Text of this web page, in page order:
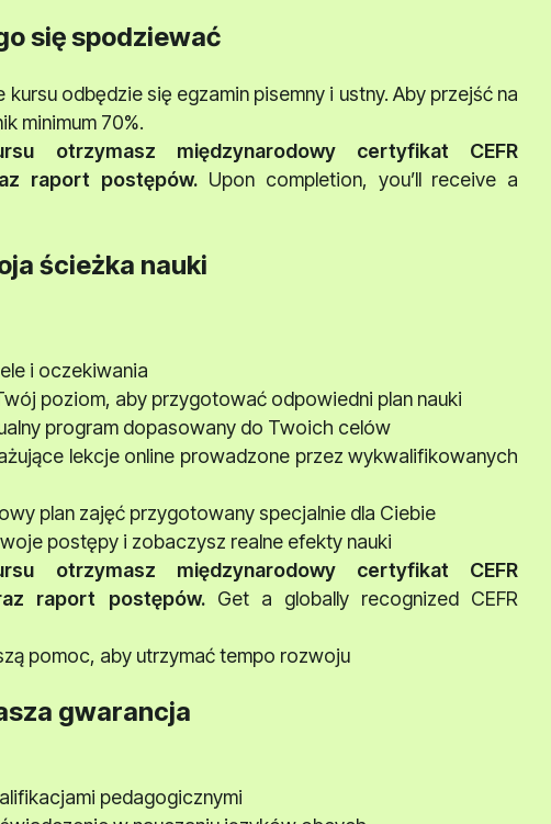
się spodziewać
odbędzie się egzamin pisemny i ustny. Aby przejść na
minimum 70%.
otrzymasz międzynarodowy certyfikat CEFR
raport postępów. Upon completion, you’ll receive a
ścieżka nauki
i oczekiwania
poziom, aby przygotować odpowiedni plan nauki
program dopasowany do Twoich celów
lekcje online prowadzone przez wykwalifikowanych
plan zajęć przygotowany specjalnie dla Ciebie
postępy i zobaczysz realne efekty nauki
otrzymasz międzynarodowy certyfikat CEFR
raport postępów.Get a globally recognized CEFR
pomoc, aby utrzymać tempo rozwoju
gwarancja
pedagogicznymi